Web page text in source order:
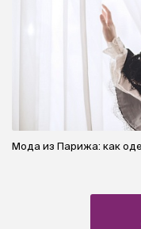
Мода из Парижа: как